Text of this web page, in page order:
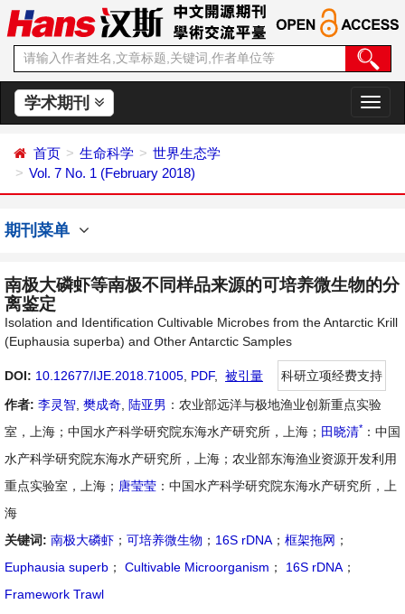
学术期刊
切
换
首页 生命科学
世界生态学
Vol. 7 No. 1 (February 2018)
期刊菜单
南极大磷虾等南极不同样品来源的可培养微生物的分
离鉴定
Isolation and Identification Cultivable Microbes from the Antarctic Krill
(Euphausia superba) and Other Antarctic Samples
DOI: 10.12677/IJE.2018.71005 PDF, 被引量
科研立项经费支持
作者: 李灵智 樊成奇 陆亚男 ：农业部远洋与极地渔业创新重点实验
室，上海；中国水产科学研究院东海水产研究所，上海； 田晓清* ：中国
水产科学研究院东海水产研究所，上海；农业部东海渔业资源开发利用
重点实验室，上海； 唐莹莹 ：中国水产科学研究院东海水产研究所，上
海
关键词: 南极大磷虾 ； 可培养微生物 ； 16S rDNA ； 框架拖网 ；
Euphausia superb ； Cultivable Microorganism ； 16S rDNA ；
Framework Trawl